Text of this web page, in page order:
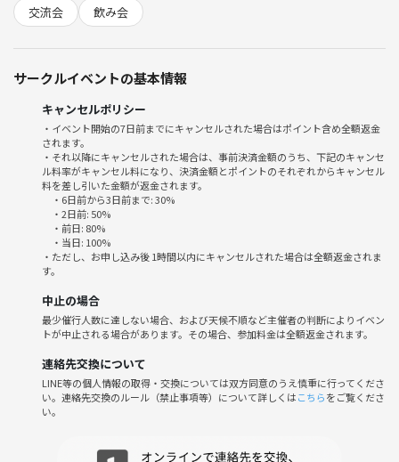
◆料金
イベント参加費(ここでの事前決済)
＋HUBスポーツ観戦コース(3000円)
＋さらに飲みたい食べたい方は、キャッシュオンで追加でどうぞ！
※HUBスポーツ観戦コースの3000円は当日現金で集めます！
⚠️注意事項⚠️
下記の行為はご遠慮ください。
・勧誘・営業・告知・引き抜き・しつこいナンパ・暴言など
・過度なナンパ行為や迷惑行為
・開催内容や風景写真、動画のSNS等への無許可投稿
一緒にHUBで、興奮と一体感をその場で味わいませんか？ご参加お待ち
しています⚽️
交流会
飲み会
サークルイベントの基本情報
キャンセルポリシー
・イベント開始の7日前までにキャンセルされた場合はポイント含め全額返金
されます。
・それ以降にキャンセルされた場合は、事前決済金額のうち、下記のキャンセ
ル料率がキャンセル料になり、決済金額とポイントのそれぞれからキャンセル
料を差し引いた金額が返金されます。
・6日前から3日前まで: 30%
・2日前: 50%
・前日: 80%
・当日: 100%
・ただし、お申し込み後 1時間以内にキャンセルされた場合は全額返金されま
す。
中止の場合
最少催行人数に達しない場合、および天候不順など主催者の判断によりイベン
トが中止される場合があります。その場合、参加料金は全額返金されます。
連絡先交換について
LINE等の個人情報の取得・交換については双方同意のうえ慎重に行ってくださ
い。連絡先交換のルール（禁止事項等）について詳しくはこちらをご覧くださ
い。